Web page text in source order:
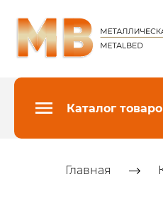
Каталог
Главная